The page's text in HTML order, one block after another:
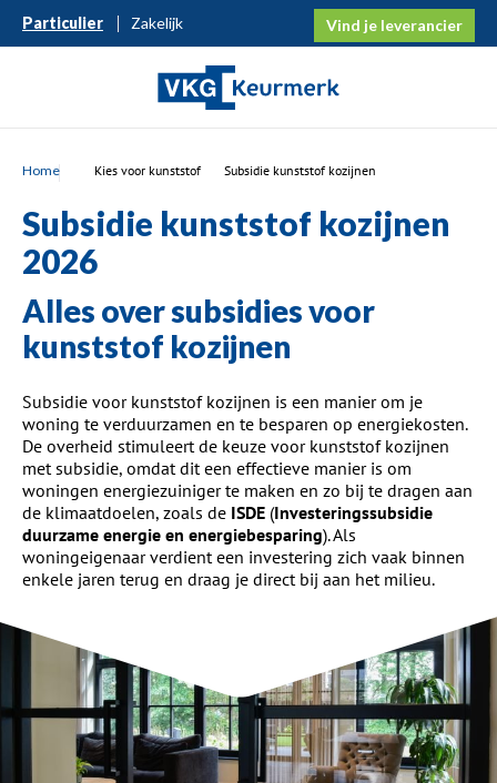
Particulier Zakelijk Vind je leverancier
Home Kies voor kunststof Subsidie kunststof kozijnen
Subsidie kunststof kozijnen
2026
Alles over subsidies voor
kunststof kozijnen
Subsidie voor kunststof kozijnen is een manier om je
woning te verduurzamen en te besparen op energiekosten.
De overheid stimuleert de keuze voor kunststof kozijnen
met subsidie, omdat dit een effectieve manier is om
woningen energiezuiniger te maken en zo bij te dragen aan
de klimaatdoelen, zoals de ISDE (Investeringssubsidie
duurzame energie en energiebesparing). Als
woningeigenaar verdient een investering zich vaak binnen
enkele jaren terug en draag je direct bij aan het milieu.